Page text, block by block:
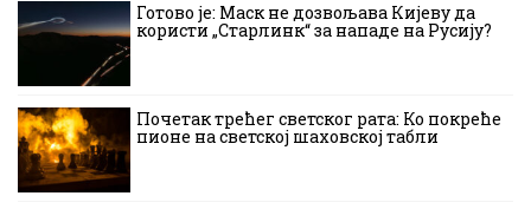
Готово је: Маск не дозвољава Кијеву да
користи „Старлинк“ за нападе на Русију?
Почетак трећег светског рата: Ко покреће
пионе на светској шаховској табли